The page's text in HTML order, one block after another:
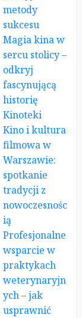
metody
sukcesu
Magia kina w
sercu stolicy –
odkryj
fascynującą
historię
Kinoteki
Kino i kultura
filmowa w
Warszawie:
spotkanie
tradycji z
nowoczesnośc
ią
Profesjonalne
wsparcie w
praktykach
weterynaryjn
ych – jak
usprawnić